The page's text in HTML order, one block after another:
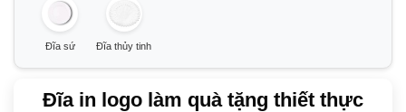
Đĩa sứ Đĩa thủy tinh
Đĩa in logo làm quà tặng thiết thực